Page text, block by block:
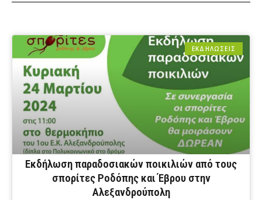
ΕΚΔΗΛΩΣΕΙΣ
Εκδήλωση παραδοσιακών ποικιλιών από τους
σπορίτες Ροδόπης και Έβρου στην
Αλεξανδρούπολη